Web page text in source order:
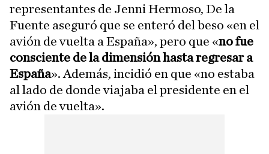
representantes de Jenni Hermoso, De la
Fuente aseguró que se enteró del beso «en el
avión de vuelta a España», pero que «no fue
consciente de la dimensión hasta regresar a
España». Además, incidió en que «no estaba
al lado de donde viajaba el presidente en el
avión de vuelta».